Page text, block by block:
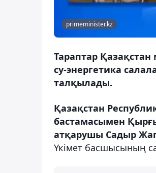
primeminister.kz
Тараптар
су-энергетика
талқылады.
Қазақстан
бастамасымен
атқарушы Садыр
Үкімет басшысының